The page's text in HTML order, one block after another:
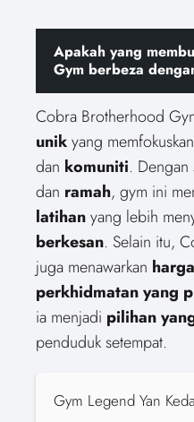
Apakah yang
Gym berbeza
Cobra Brotherhood
unikyang
dan komuniti. Dengan
dan ramah, gym ini
latihanyang lebih
berkesan. Selain itu,
juga menawarkan
perkhidmatan yang
ia menjadi pilihan
penduduk setempat.
Gym Legend Yan